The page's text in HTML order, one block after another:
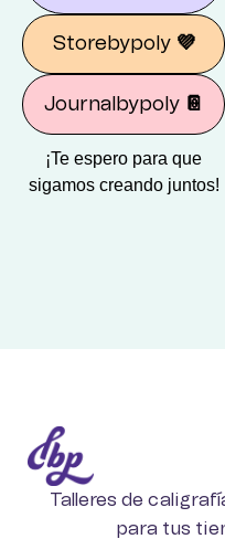
Storebypoly 💜
Journalbypoly 📔
¡Te espero para que
sigamos creando juntos!
Talleres de
para tus